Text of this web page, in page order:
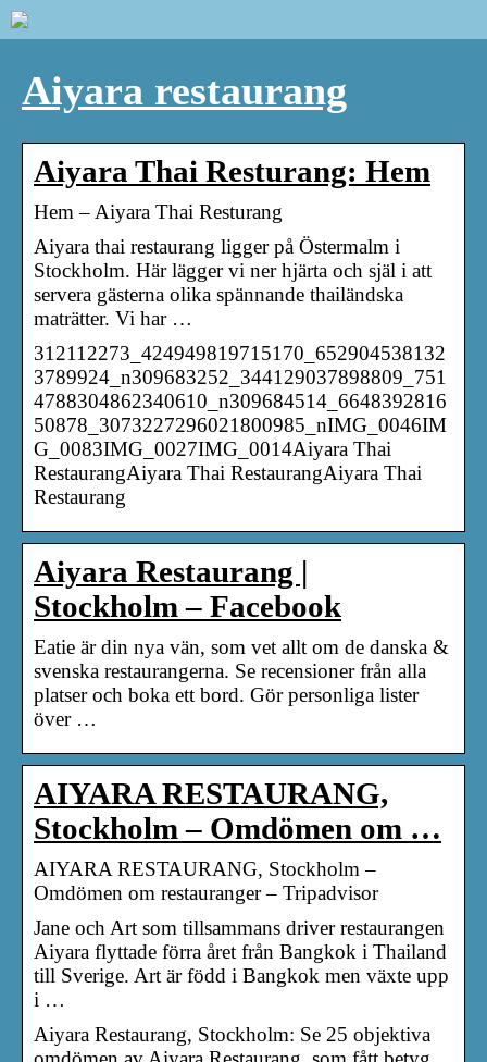
Aiyara restaurang
Aiyara Thai Resturang: Hem
Hem – Aiyara Thai Resturang
Aiyara thai restaurang ligger på Östermalm i
Stockholm. Här lägger vi ner hjärta och själ i att
servera gästerna olika spännande thailändska
maträtter. Vi har …
312112273_424949819715170_652904538132
3789924_n309683252_344129037898809_751
4788304862340610_n309684514_6648392816
50878_3073227296021800985_nIMG_0046IM
G_0083IMG_0027IMG_0014Aiyara Thai
RestaurangAiyara Thai RestaurangAiyara Thai
Restaurang
Aiyara Restaurang |
Stockholm – Facebook
Eatie är din nya vän, som vet allt om de danska &
svenska restaurangerna. Se recensioner från alla
platser och boka ett bord. Gör personliga lister
över …
AIYARA RESTAURANG,
Stockholm – Omdömen om …
AIYARA RESTAURANG, Stockholm –
Omdömen om restauranger – Tripadvisor
Jane och Art som tillsammans driver restaurangen
Aiyara flyttade förra året från Bangkok i Thailand
till Sverige. Art är född i Bangkok men växte upp
i …
Aiyara Restaurang, Stockholm: Se 25 objektiva